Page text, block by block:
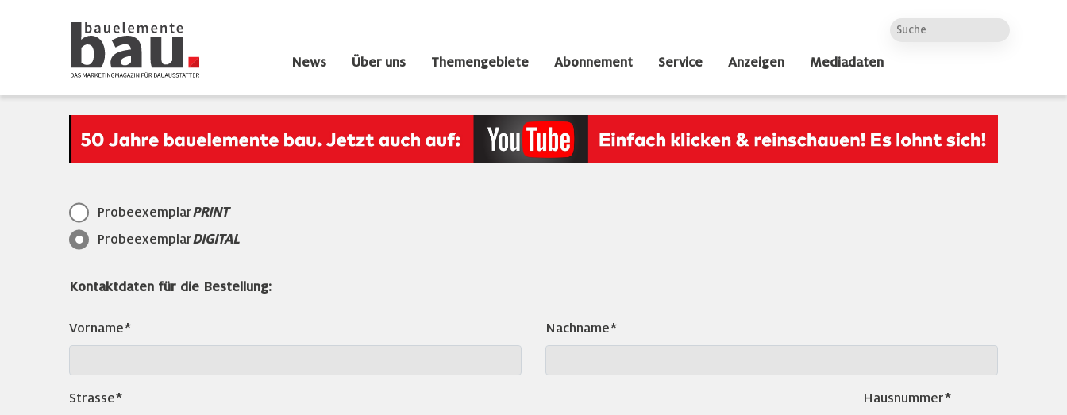
News Über uns Themengebiete Abonnement Service Anzeigen Mediadaten
ProbeexemplarPRINT
ProbeexemplarDIGITAL
Kontaktdaten für die Bestellung:
Vorname* Nachname*
Strasse* Hausnummer*